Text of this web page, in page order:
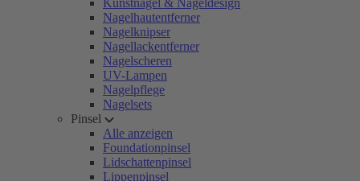
Kunstnägel & Nageldesign
Nagelhautentferner
Nagelknipser
Nagellackentferner
Nagelscheren
UV-Lampen
Nagelpflege
Nagelsets
Pinsel
Alle anzeigen
Foundationpinsel
Lidschattenpinsel
Lippenpinsel